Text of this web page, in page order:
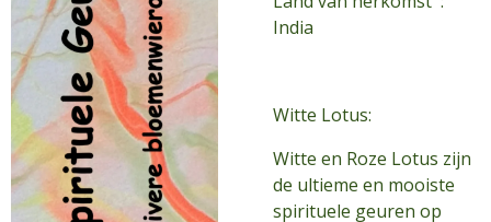
India
Witte Lotus:
Witte en Roze Lotus zijn
de ultieme en mooiste
spirituele geuren op